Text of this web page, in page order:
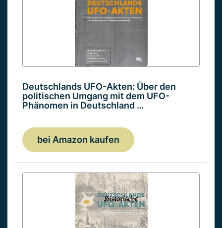
Deutschlands UFO-Akten: Über den
politischen Umgang mit dem UFO-
Phänomen in Deutschland …
bei Amazon kaufen